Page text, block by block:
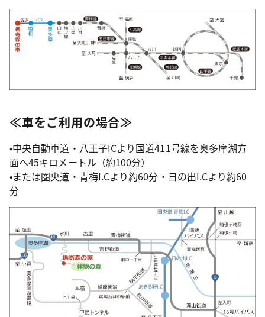
≪車をご利用の場合≫
•中央自動車道・八王子ICより国道411号線を奥多摩湖方
面へ45キロメートル（約100分）
•または圏央道・青梅I.Cより約60分・日の出I.Cより約60
分